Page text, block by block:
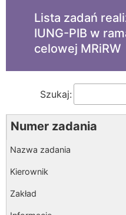
Lista zadań
IUNG-PIB w
celowej MRiRW
Szukaj: